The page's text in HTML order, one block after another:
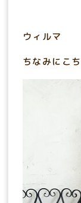
ウィルマ
ちなみにこ